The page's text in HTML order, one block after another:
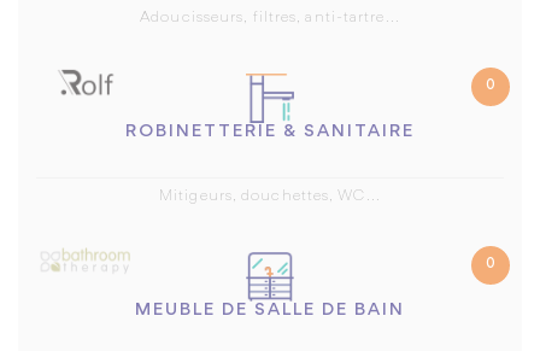
Adoucisseurs, filtres, anti-tartre...
0
ROBINETTERIE & SANITAIRE
Mitigeurs, douchettes, WC...
0
MEUBLE DE SALLE DE BAIN